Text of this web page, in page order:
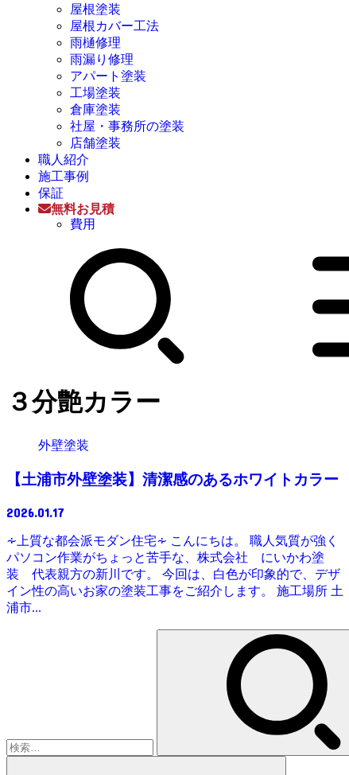
屋根塗装
屋根カバー工法
雨樋修理
雨漏り修理
アパート塗装
工場塗装
倉庫塗装
社屋・事務所の塗装
店舗塗装
職人紹介
施工事例
保証
無料お見積
費用
３分艶カラー
外壁塗装
【土浦市外壁塗装】清潔感のあるホワイトカラー
2026.01.17
∻上質な都会派モダン住宅∻ こんにちは。 職人気質が強く
パソコン作業がちょっと苦手な、株式会社 にいかわ塗
装 代表親方の新川です。 今回は、白色が印象的で、デザ
イン性の高いお家の塗装工事をご紹介します。 施工場所 土
浦市...